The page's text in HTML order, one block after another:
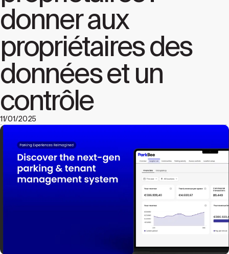
donner aux
propriétaires des
données et un
contrôle
11/01/2025